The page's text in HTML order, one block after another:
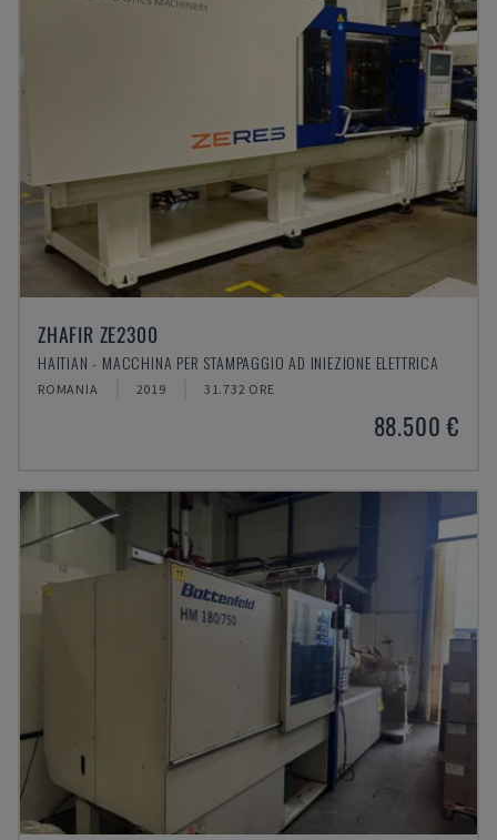
ZHAFIR ZE2300
HAITIAN - MACCHINA PER STAMPAGGIO AD INIEZIONE ELETTRICA
ROMANIA 2019 31.732 ORE
88.500 €